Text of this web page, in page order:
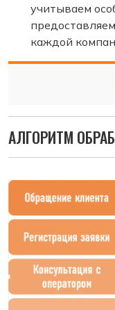
учитываем
каждой
АЛГОРИТМ